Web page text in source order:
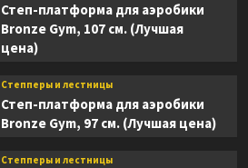
Степ-платформа для аэробики
Bronze Gym, 107 см. (Лучшая
цена)
Степперы и лестницы
Степ-платформа для аэробики
Bronze Gym, 97 см. (Лучшая цена)
Степперы и лестницы